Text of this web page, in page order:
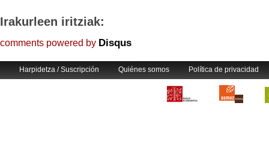
Irakurleen iritziak:
comments powered by Disqus
Harpidetza / Suscripción Quiénes somos Política de privacidad